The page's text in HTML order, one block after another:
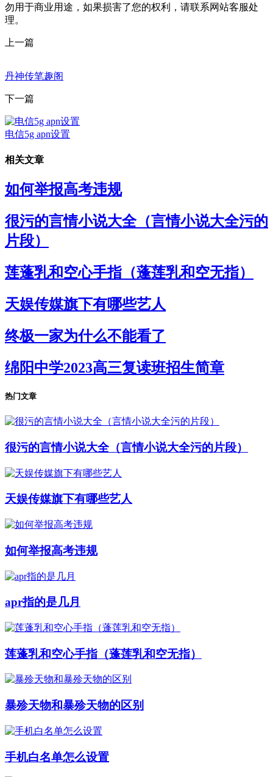
勿用于商业用途，如果损害了您的权利，请联系网站客服处
理。
上一篇
丹神传笔趣阁
下一篇
电信5g apn设置
相关文章
如何举报高考违规
很污的言情小说大全（言情小说大全污的
片段）
莲蓬乳和空心手指（蓬莲乳和空无指）
天娱传媒旗下有哪些艺人
终极一家为什么不能看了
绵阳中学2023高三复读班招生简章
热门文章
很污的言情小说大全（言情小说大全污的片段）
天娱传媒旗下有哪些艺人
如何举报高考违规
apr指的是几月
莲蓬乳和空心手指（蓬莲乳和空无指）
暴殄天物和暴殄天物的区别
手机白名单怎么设置